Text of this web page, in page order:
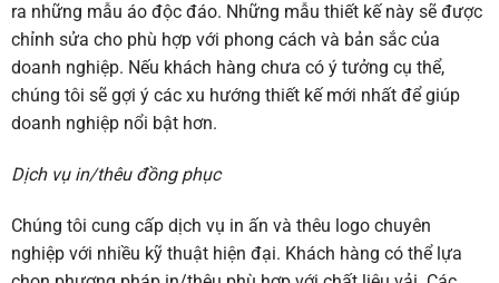
ra những mẫu áo độc đáo. Những mẫu thiết kế này sẽ được
chỉnh sửa cho phù hợp với phong cách và bản sắc của
doanh nghiệp. Nếu khách hàng chưa có ý tưởng cụ thể,
chúng tôi sẽ gợi ý các xu hướng thiết kế mới nhất để giúp
doanh nghiệp nổi bật hơn.
Dịch vụ in/thêu đồng phục
Chúng tôi cung cấp dịch vụ in ấn và thêu logo chuyên
nghiệp với nhiều kỹ thuật hiện đại. Khách hàng có thể lựa